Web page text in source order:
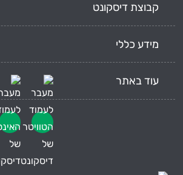
קבוצת דיסקונט
מידע כללי
עוד באתר